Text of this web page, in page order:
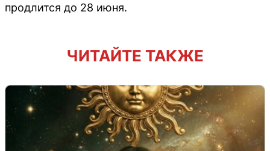
продлится до 28 июня.
ЧИТАЙТЕ ТАКЖЕ